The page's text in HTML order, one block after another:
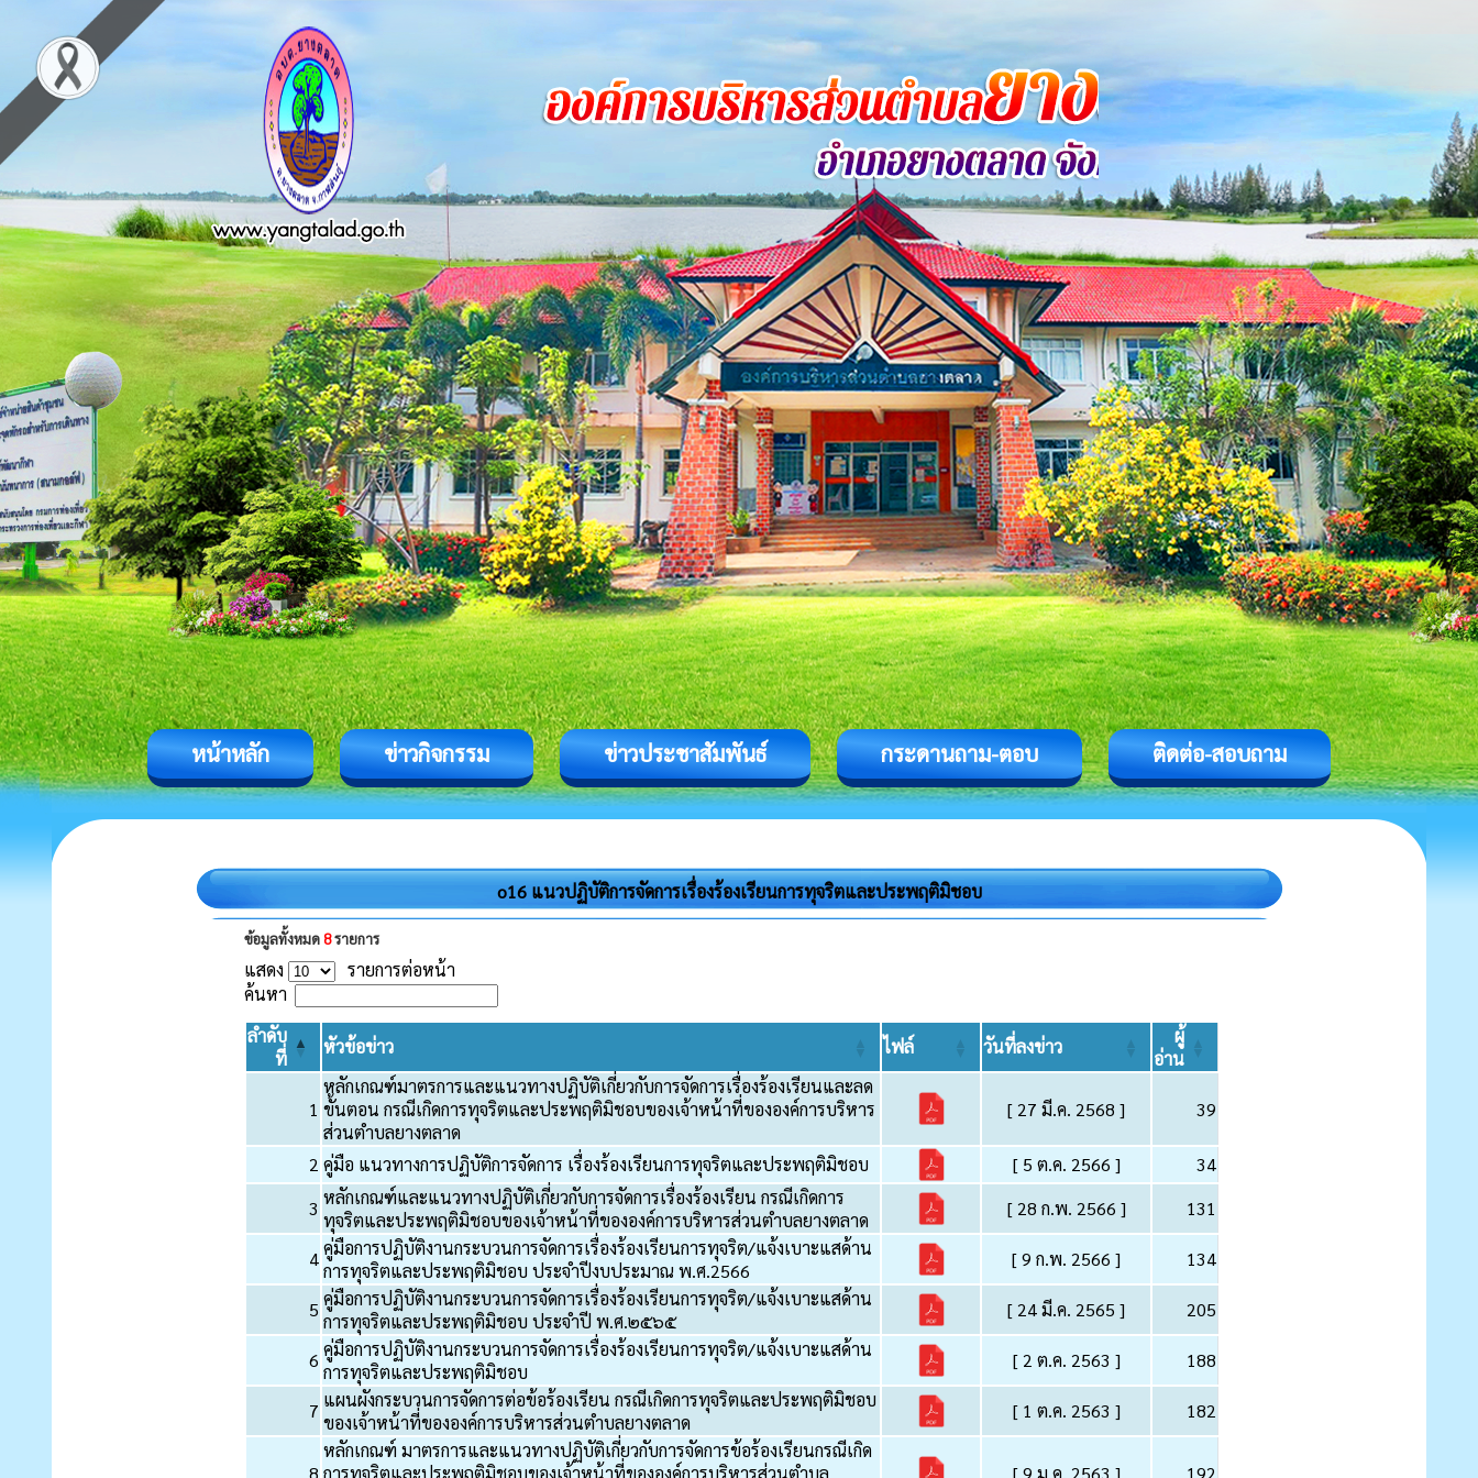
หน้าหลัก ข่าวกิจกรรม ข่าวประชาสัมพันธ์ กระดานถาม-ตอบ ติดต่อ-สอบถาม
o16 แนวปฏิบัติการจัดการเรื่องร้องเรียนการทุจริตและประพฤติมิชอบ
ข้อมูลทั้งหมด8รายการ
แสดง
รายการต่อหน้า
ค้นหา
ลำดับ
ที่
หัวข้อข่าว ไฟล์ วันที่ลงข่าว
ผู้
อ่าน
1
หลักเกณฑ์มาตรการและแนวทางปฏิบัติเกี่ยวกับการจัดการเรื่องร้องเรียนและลด
ขั้นตอน กรณีเกิดการทุจริตและประพฤติมิชอบของเจ้าหน้าที่ขององค์การบริหาร
ส่วนตำบลยางตลาด
[ 27 มี.ค. 2568 ] 39
2 คู่มือ แนวทางการปฏิบัติการจัดการ เรื่องร้องเรียนการทุจริตและประพฤติมิชอบ [ 5 ต.ค. 2566 ]
34
3 หลักเกณฑ์และแนวทางปฏิบัติเกี่ยวกับการจัดการเรื่องร้องเรียน กรณีเกิดการ
ทุจริตและประพฤติมิชอบของเจ้าหน้าที่ขององค์การบริหารส่วนตำบลยางตลาด
[ 28 ก.พ. 2566 ] 131
4คู่มือการปฏิบัติงานกระบวนการจัดการเรื่องร้องเรียนการทุจริต/แจ้งเบาะแสด้าน
การทุจริตและประพฤติมิชอบ ประจำปีงบประมาณ พ.ศ.2566
[ 9 ก.พ. 2566 ] 134
5 คู่มือการปฏิบัติงานกระบวนการจัดการเรื่องร้องเรียนการทุจริต/แจ้งเบาะแสด้าน
การทุจริตและประพฤติมิชอบ ประจำปี พ.ศ.๒๕๖๕
[ 24 มี.ค. 2565 ] 205
6 คู่มือการปฏิบัติงานกระบวนการจัดการเรื่องร้องเรียนการทุจริต/แจ้งเบาะแสด้าน
การทุจริตและประพฤติมิชอบ
[ 2 ต.ค. 2563 ] 188
7 แผนผังกระบวนการจัดการต่อข้อร้องเรียน กรณีเกิดการทุจริตและประพฤติมิชอบ
ของเจ้าหน้าที่ขององค์การบริหารส่วนตำบลยางตลาด
[ 1 ต.ค. 2563 ] 182
8
หลักเกณฑ์ มาตรการและแนวทางปฏิบัติเกี่ยวกับการจัดการข้อร้องเรียนกรณีเกิด
การทุจริตและประพฤติมิชอบของเจ้าหน้าที่ขององค์การบริหารส่วนตำบล
[ 9 ม.ค. 2563 ] 192